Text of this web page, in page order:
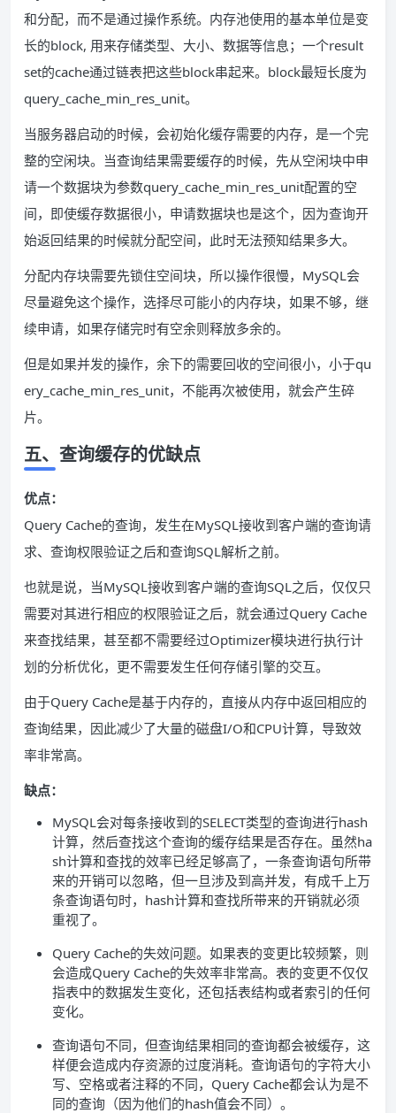
和分配，而不是通过操作系统。内存池使用的基本单位是变
长的block, 用来存储类型、大小、数据等信息；一个result
set的cache通过链表把这些block串起来。block最短长度为
query_cache_min_res_unit。
当服务器启动的时候，会初始化缓存需要的内存，是一个完
整的空闲块。当查询结果需要缓存的时候，先从空闲块中申
请一个数据块为参数query_cache_min_res_unit配置的空
间，即使缓存数据很小，申请数据块也是这个，因为查询开
始返回结果的时候就分配空间，此时无法预知结果多大。
分配内存块需要先锁住空间块，所以操作很慢，MySQL会
尽量避免这个操作，选择尽可能小的内存块，如果不够，继
续申请，如果存储完时有空余则释放多余的。
但是如果并发的操作，余下的需要回收的空间很小，小于qu
ery_cache_min_res_unit，不能再次被使用，就会产生碎
片。
五、查询缓存的优缺点
优点：
Query Cache的查询，发生在MySQL接收到客户端的查询请
求、查询权限验证之后和查询SQL解析之前。
也就是说，当MySQL接收到客户端的查询SQL之后，仅仅只
需要对其进行相应的权限验证之后，就会通过Query Cache
来查找结果，甚至都不需要经过Optimizer模块进行执行计
划的分析优化，更不需要发生任何存储引擎的交互。
由于Query Cache是基于内存的，直接从内存中返回相应的
查询结果，因此减少了大量的磁盘I/O和CPU计算，导致效
率非常高。
缺点：
MySQL会对每条接收到的SELECT类型的查询进行hash
计算，然后查找这个查询的缓存结果是否存在。虽然ha
sh计算和查找的效率已经足够高了，一条查询语句所带
来的开销可以忽略，但一旦涉及到高并发，有成千上万
条查询语句时，hash计算和查找所带来的开销就必须
重视了。
Query Cache的失效问题。如果表的变更比较频繁，则
会造成Query Cache的失效率非常高。表的变更不仅仅
指表中的数据发生变化，还包括表结构或者索引的任何
变化。
查询语句不同，但查询结果相同的查询都会被缓存，这
样便会造成内存资源的过度消耗。查询语句的字符大小
写、空格或者注释的不同，Query Cache都会认为是不
同的查询（因为他们的hash值会不同）。